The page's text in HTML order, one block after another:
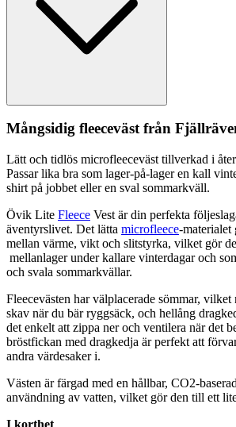
Mångsidig fleeceväst från
Lätt och tidlös microfleeceväst tillverkad i
Passar lika bra som lager-på-lager en kall
shirt på jobbet eller en sval sommarkväll.
Övik Lite Fleece Vest är din perfekta
äventyrslivet. Det lätta microfleece-materialet
mellan värme, vikt och slitstyrka, vilket gör
mellanlager under kallare vinterdagar och
och svala sommarkvällar.
Fleecevästen har välplacerade sömmar,
skav när du bär ryggsäck, och hellång
det enkelt att zippa ner och ventilera när det
bröstfickan med dragkedja ärperfekt att
andra värdesaker i.
Västen är färgad med en hållbar, CO2-
användning av vatten, vilket gör den till ett